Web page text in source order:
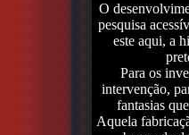
O
pesquisa
este aqui, a
Para os
intervenção,
fantasias
Aquela